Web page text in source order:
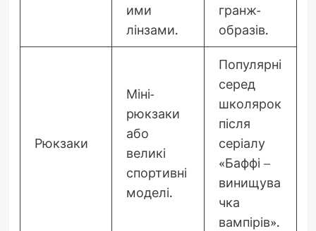
ими
лінзами.
гранж-
образів.
Рюкзаки
Міні-
рюкзаки
або
великі
спортивні
моделі.
Популярні
серед
школярок
після
серіалу
«Баффі –
винищува
чка
вампірів».